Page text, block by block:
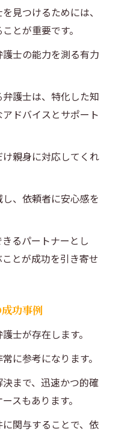
見つけるためには、
とが重要です。
士の能力を測る有力
護士は、特化した知
ドバイスとサポート
親身に対応してくれ
、依頼者に安心感を
るパートナーとし
とが成功を引き寄せ
功事例
士が存在します。
に参考になります。
まで、迅速かつ的確
スもあります。
関与することで、依